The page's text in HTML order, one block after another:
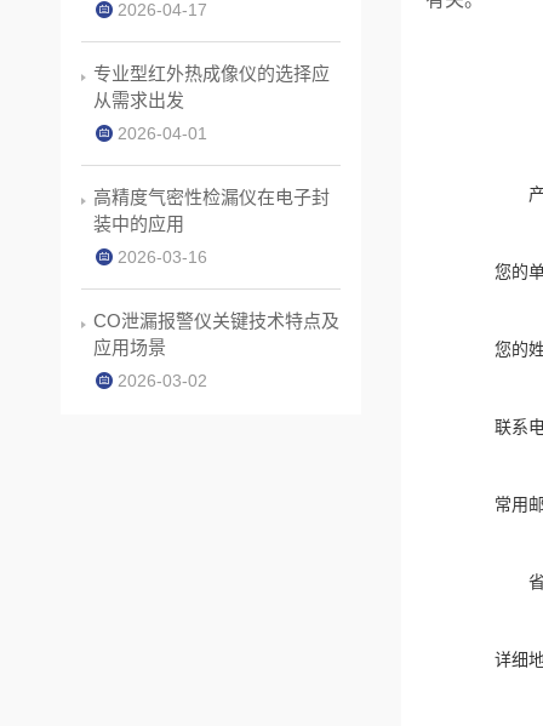
您的
您的
联系
常用
详细
2026-04-17
专业型红外热成像仪的选择应
从需求出发
2026-04-01
高精度气密性检漏仪在电子封
装中的应用
2026-03-16
CO泄漏报警仪关键技术特点及
应用场景
2026-03-02